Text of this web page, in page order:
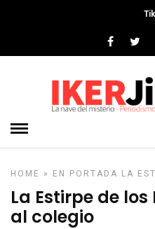
HOME » EN PORTADA LA
La Estirpe de
al colegio